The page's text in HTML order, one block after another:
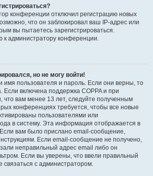
конференции отключил регистрацию новых
что он заблокировал ваш IP-адрес или
вы пытаетесь зарегистрироваться.
к администратору конференции.
но не могу войти!
имя пользователя и пароль. Если они верны, то
Если включена поддержка COPPA и при
что вам менее 13 лет, следуйте полученным
конференциях требуется, чтобы все новые
пользователями или
в систему. Эта информация отображается в
вам было прислано email-сообщение,
Если email-сообщение не получено,
неправильный адрес email либо он
Если вы уверены, что ввели правильный
связаться с администратором.